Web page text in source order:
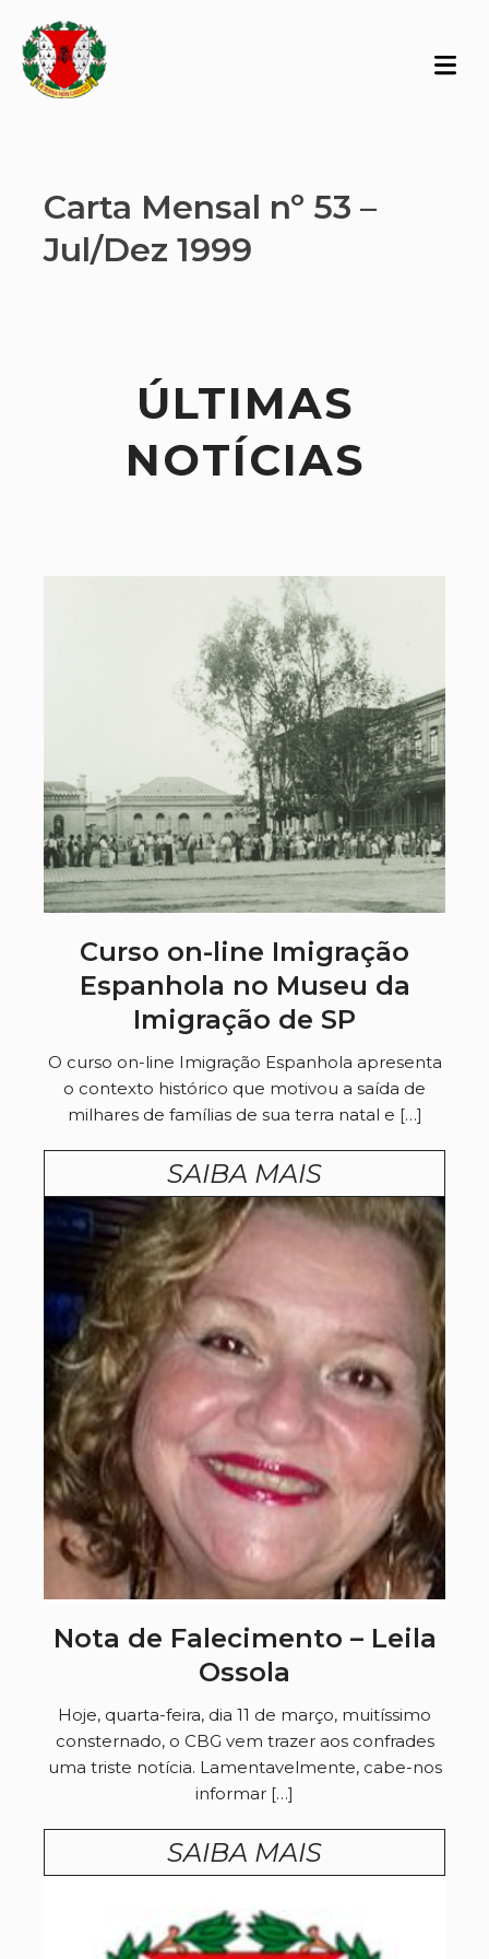
Carta Mensal nº 53 –
Jul/Dez 1999
ÚLTIMAS
NOTÍCIAS
Curso on-line Imigração
Espanhola no Museu da
Imigração de SP
O curso on-line Imigração Espanhola apresenta
o contexto histórico que motivou a saída de
milhares de famílias de sua terra natal e […]
SAIBA MAIS
Nota de Falecimento – Leila
Ossola
Hoje, quarta-feira, dia 11 de março, muitíssimo
consternado, o CBG vem trazer aos confrades
uma triste notícia. Lamentavelmente, cabe-nos
informar […]
SAIBA MAIS